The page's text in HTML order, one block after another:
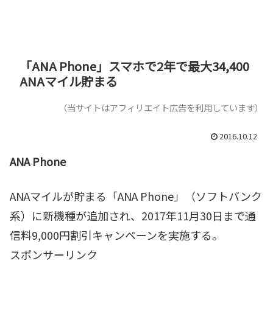
「ANA Phone」スマホで2年で最大34,400
ANAマイル貯まる
（当サイトはアフィリエイト広告を利用しています）
2016.10.12
ANA Phone
ANAマイルが貯まる「ANA Phone」（ソフトバンク
系）に新機種が追加され、2017年11月30日まで通
信料9,000円割引キャンペーンを実施する。
スポンサーリンク